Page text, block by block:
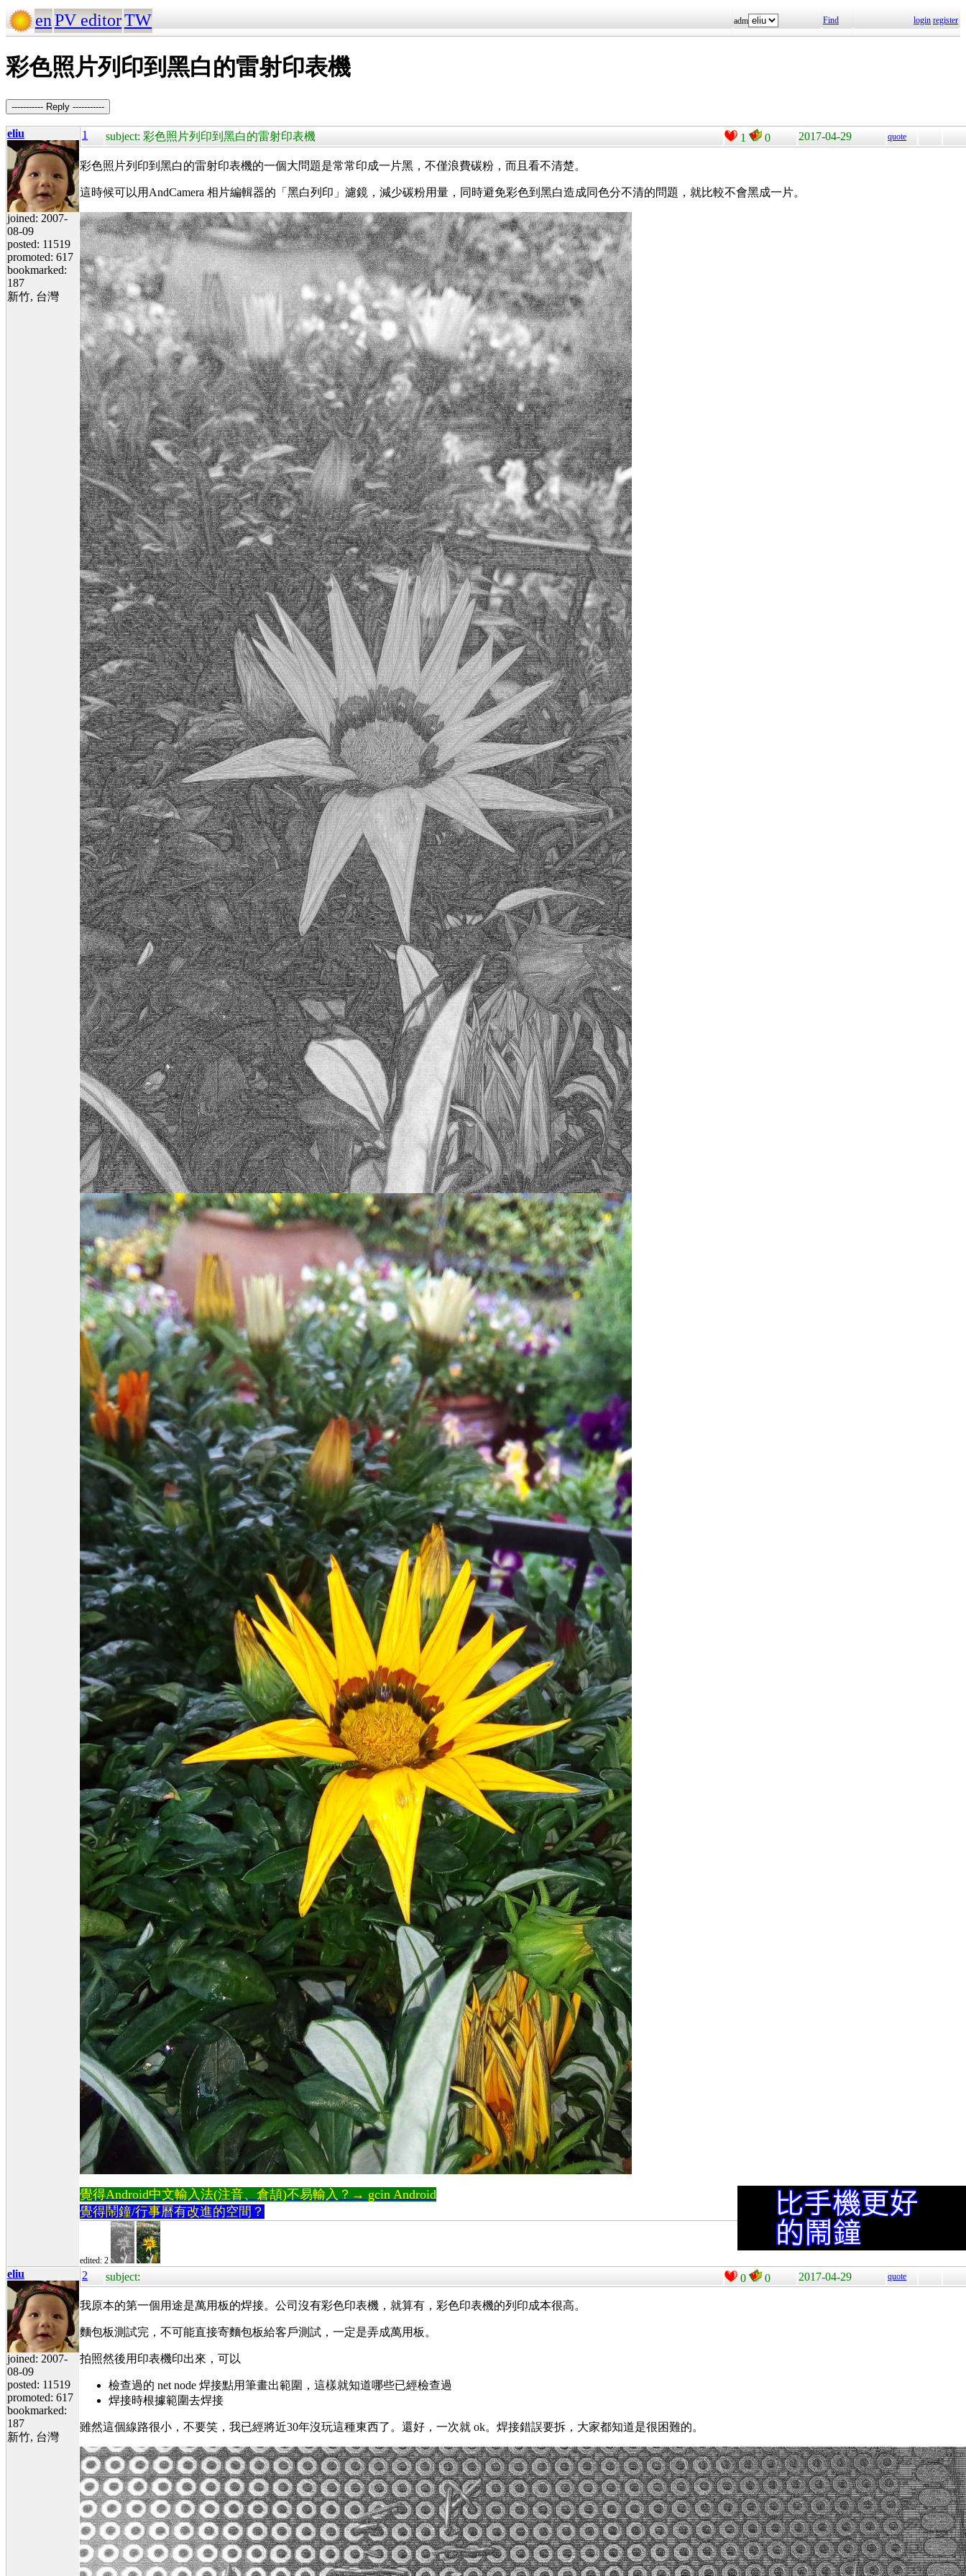
enPV editorTW adm Find login register
彩色照片列印到黑白的雷射印表機
----------- Reply -----------
eliu
joined: 2007-
08-09
posted: 11519
promoted: 617
bookmarked:
187
新竹, 台灣
1 subject: 彩色照片列印到黑白的雷射印表機 1 0 2017-04-29 quote
彩色照片列印到黑白的雷射印表機的一個大問題是常常印成一片黑，不僅浪費碳粉，而且看不清楚。
這時候可以用AndCamera 相片編輯器的「黑白列印」濾鏡，減少碳粉用量，同時避免彩色到黑白造成同色分不清的問題，就比較不會黑成一片。
覺得Android中文輸入法(注音、倉頡)不易輸入？→ gcin Android
覺得鬧鐘/行事曆有改進的空間？
edited: 2
eliu
joined: 2007-
08-09
posted: 11519
promoted: 617
bookmarked:
187
新竹, 台灣
2 subject: 0 0 2017-04-29 quote
我原本的第一個用途是萬用板的焊接。公司沒有彩色印表機，就算有，彩色印表機的列印成本很高。
麵包板測試完，不可能直接寄麵包板給客戶測試，一定是弄成萬用板。
拍照然後用印表機印出來，可以
檢查過的 net node 焊接點用筆畫出範圍，這樣就知道哪些已經檢查過
焊接時根據範圍去焊接
雖然這個線路很小，不要笑，我已經將近30年沒玩這種東西了。還好，一次就 ok。焊接錯誤要拆，大家都知道是很困難的。